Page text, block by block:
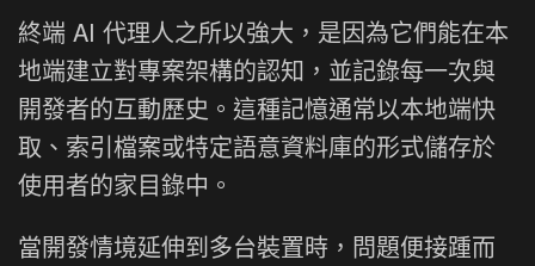
終端 AI 代理人之所以強大，是因為它們能在本
地端建立對專案架構的認知，並記錄每一次與
開發者的互動歷史。這種記憶通常以本地端快
取、索引檔案或特定語意資料庫的形式儲存於
使用者的家目錄中。
當開發情境延伸到多台裝置時，問題便接踵而